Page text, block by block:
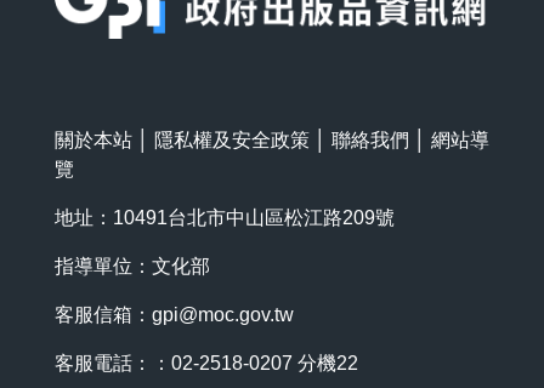
關於本站 隱私權及安全政策 聯絡我們
網站導
覽
地址：10491台北市中山區松江路209號
指導單位：文化部
客服信箱： gpi@moc.gov.tw
客服電話：：02-2518-0207 分機22